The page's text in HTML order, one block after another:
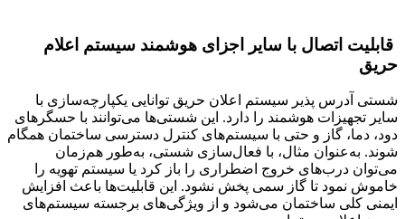
قابلیت اتصال با سایر اجزای هوشمند سیستم اعلام
حریق
شستی آدرس پذیر سیستم اعلان حریق توانایی یکپارچه‌سازی با
سایر تجهیزات هوشمند را دارد. این شستی‌ها می‌توانند با حسگرهای
دود، دما، گاز و حتی با سیستم‌های کنترل دسترسی ساختمان همگام
شوند. به‌عنوان مثال، با فعال‌سازی شستی، به‌طور هم‌زمان
می‌توان درب‌های خروج اضطراری را باز کرد یا سیستم تهویه را
خاموش نمود تا گاز سمی پخش نشود. این قابلیت‌ها باعث افزایش
ایمنی کلی ساختمان می‌شود و از ویژگی‌های برجسته سیستم‌های